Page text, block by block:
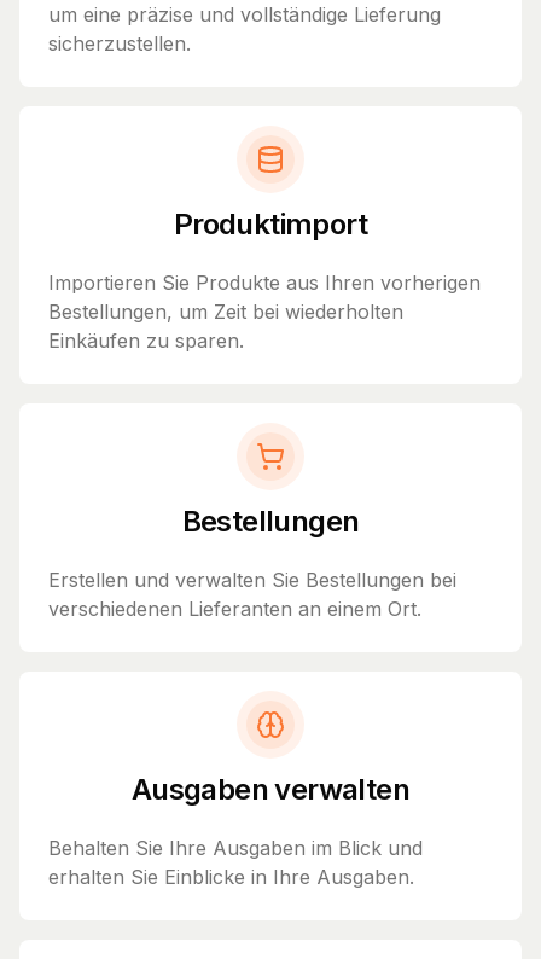
um eine präzise und vollständige Lieferung
sicherzustellen.
Produktimport
Importieren Sie Produkte aus Ihren vorherigen
Bestellungen, um Zeit bei wiederholten
Einkäufen zu sparen.
Bestellungen
Erstellen und verwalten Sie Bestellungen bei
verschiedenen Lieferanten an einem Ort.
Ausgaben verwalten
Behalten Sie Ihre Ausgaben im Blick und
erhalten Sie Einblicke in Ihre Ausgaben.